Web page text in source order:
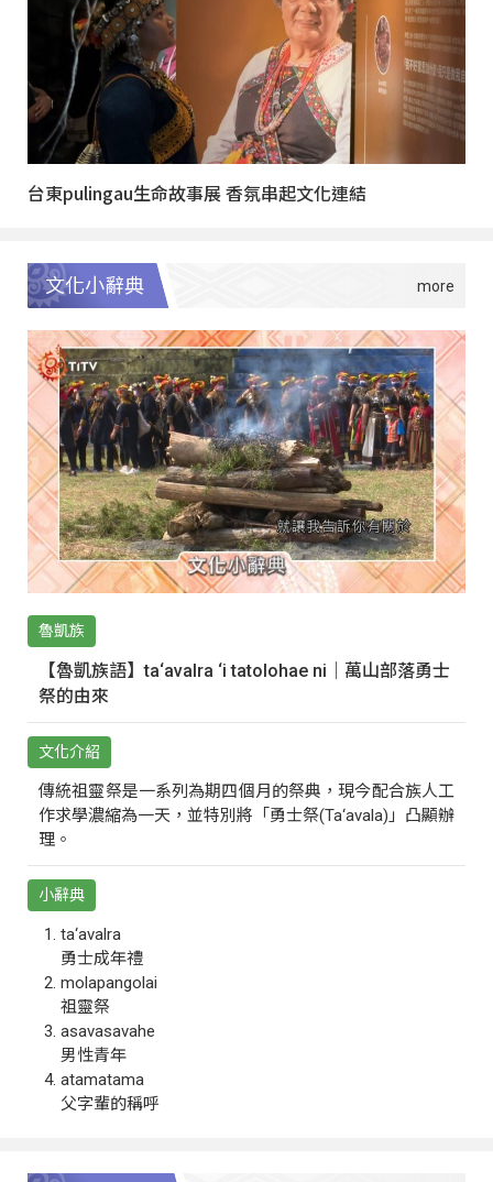
台東pulingau生命故事展 香氛串起文化連結
文化小辭典
魯凱族
【魯凱族語】ta‘avalra ‘i tatolohae ni｜萬山部落勇士
祭的由來
文化介紹
傳統祖靈祭是一系列為期四個月的祭典，現今配合族人工
作求學濃縮為一天，並特別將「勇士祭(Ta‘avala)」凸顯辦
理。
小辭典
ta‘avalra
勇士成年禮
molapangolai
祖靈祭
asavasavahe
男性青年
atamatama
父字輩的稱呼